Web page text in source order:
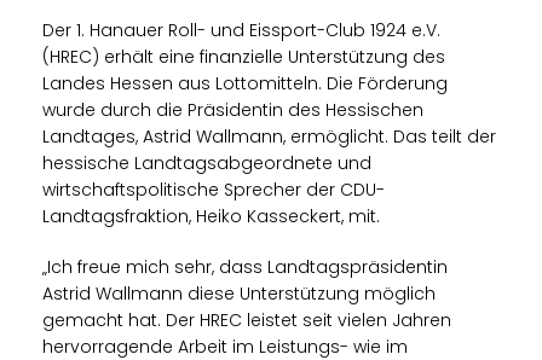
Der 1. Hanauer Roll- und Eissport-Club 1924 e.V.
(HREC) erhält eine finanzielle Unterstützung des
Landes Hessen aus Lottomitteln. Die Förderung
wurde durch die Präsidentin des Hessischen
Landtages, Astrid Wallmann, ermöglicht. Das teilt der
hessische Landtagsabgeordnete und
wirtschaftspolitische Sprecher der CDU-
Landtagsfraktion, Heiko Kasseckert, mit.
Ich freue mich sehr, dass Landtagspräsidentin
Astrid Wallmann diese Unterstützung möglich
gemacht hat. Der HREC leistet seit vielen Jahren
hervorragende Arbeit im Leistungs- wie im